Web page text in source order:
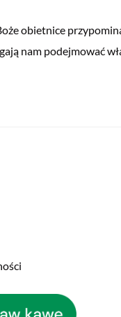
obietnice
nam podejmować